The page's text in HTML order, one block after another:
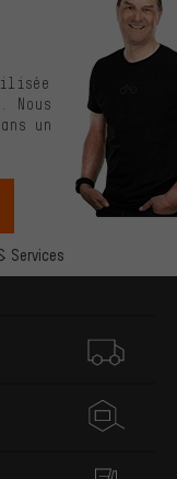
Services
Nous
un